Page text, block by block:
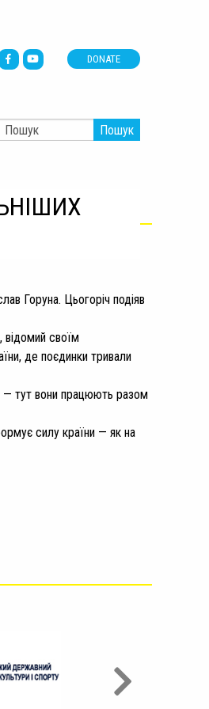
DONATE
Пошук
Горуна. Цьогоріч подіяв
відомий своїм
де поєдинки тривали
— тут вони працюють разом
силу країни — як на